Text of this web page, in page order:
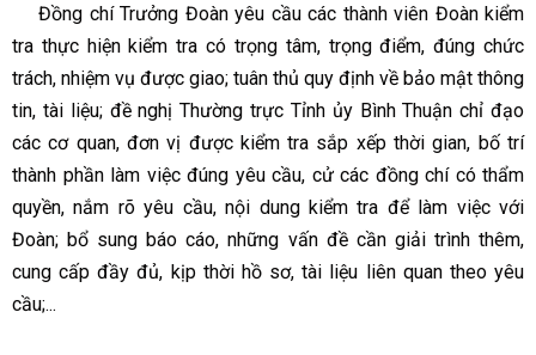
Đồng chí Trưởng Đoàn yêu cầu các thành viên Đoàn kiểm
tra thực hiện kiểm tra có trọng tâm, trọng điểm, đúng chức
trách, nhiệm vụ được giao; tuân thủ quy định về bảo mật thông
tin, tài liệu; đề nghị Thường trực Tỉnh ủy Bình Thuận chỉ đạo
các cơ quan, đơn vị được kiểm tra sắp xếp thời gian, bố trí
thành phần làm việc đúng yêu cầu, cử các đồng chí có thẩm
quyền, nắm rõ yêu cầu, nội dung kiểm tra để làm việc với
Đoàn; bổ sung báo cáo, những vấn đề cần giải trình thêm,
cung cấp đầy đủ, kịp thời hồ sơ, tài liệu liên quan theo yêu
cầu;...